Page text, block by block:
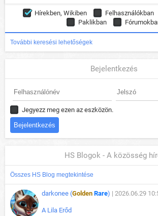
Hírekben, Wikiben Felhasználókban
Paklikban
További keresési lehetőségek
Bejelentkezés
Jegyezz meg ezen az eszközön.
HS Blogok - A közösség
Összes HS Blog megtekintése
darkonee (Golden Rare) | 2026.06.29
A Lila Erőd